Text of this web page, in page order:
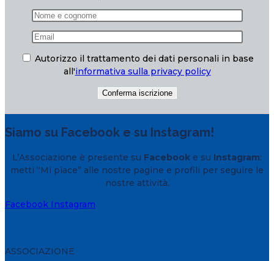
Autorizzo il trattamento dei dati personali in base
all'informativa sulla privacy policy
Siamo su Facebook e su Instagram!
L’Associazione è presente su Facebook e su Instagram:
metti “Mi piace” alle nostre pagine e profili per seguire le
nostre attività.
Facebook Instagram
ASSOCIAZIONE